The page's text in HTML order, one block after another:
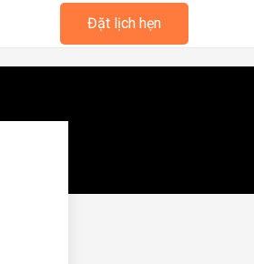
Đặt lịch hẹn